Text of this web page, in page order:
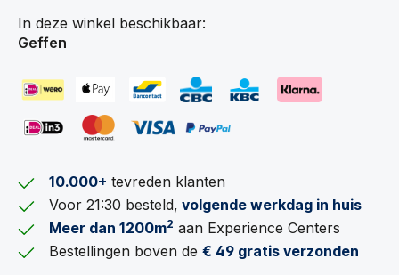
In deze winkel beschikbaar:
Geffen
10.000+ tevreden klanten
Voor 21:30 besteld, volgende werkdag in huis
Meer dan 1200m2 aan Experience Centers
Bestellingen boven de€ 49 gratis verzonden